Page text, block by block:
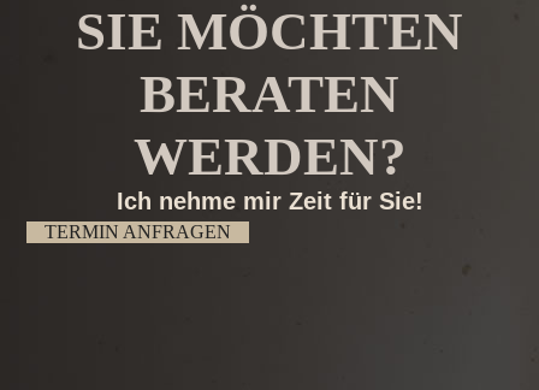
SIE MÖCHTEN
BERATEN
WERDEN?
Ich nehme mir Zeit für Sie!
TERMIN ANFRAGEN